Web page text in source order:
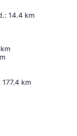
: 14.4 km
km
177.4 km